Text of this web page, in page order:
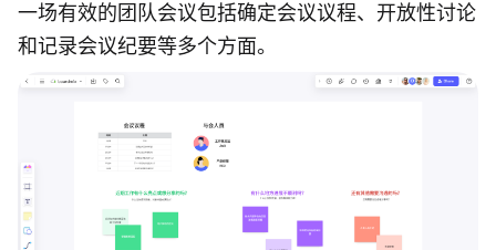
博思AI
一键生成，您的Al超级智能体
本地笔记存储，隐私白板空间
博思设计
一体化产品设计工具
一场有效的团队会议包括确定会议议程、开放性讨论
和记录会议纪要等多个方面。